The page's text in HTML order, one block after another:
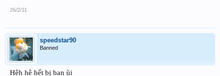
26/2/11
speedstar90
Banned
Hêh hê hết bị ban ùi